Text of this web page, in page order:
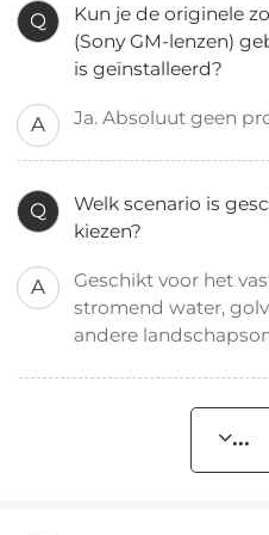
Q
Kun je de originele
(Sony GM-lenzen)
is geïnstalleerd?
A Ja. Absoluut geen
Q
Welk scenario is
kiezen?
A
Geschikt voor het
stromend water,
andere
...